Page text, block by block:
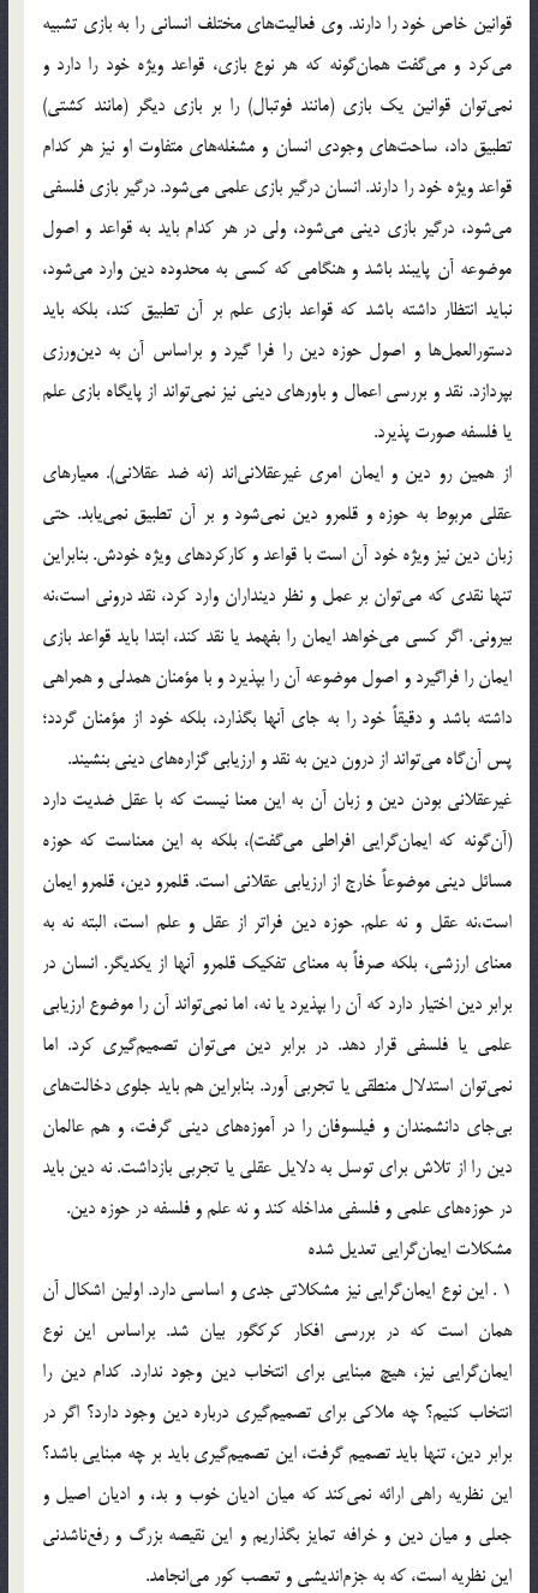
قوانين خاص خود را دارند. وي فعاليت‌هاي مختلف انساني را به بازي تشبيه
مي‌كرد و مي‌گفت همان‌‌گونه كه هر نوع بازي،‌ قواعد ويژه خود را دارد و
نمي‌توان قوانين يك بازي (مانند فوتبال) را بر بازي ديگر (مانند كشتي)
تطبيق داد، ساحت‌هاي وجودي انسان و مشغله‌هاي متفاوت او نيز هر كدام
قواعد ويژه خود را دارند. انسان درگير بازي علمي مي‌شود. درگير بازي فلسفي
مي‌شود، درگير بازي ديني مي‌شود، ولي در هر كدام بايد به قواعد و اصول
موضوعه آن پايبند باشد و هنگامي كه كسي به محدوده دين وارد مي‌شود،
نبايد انتظار داشته باشد كه قواعد بازي علم بر آن تطبيق كند، بلكه بايد
دستورالعمل‌ها و اصول حوزه دين را فرا گيرد و براساس آن به دين‌ورزي
بپردازد. نقد و بررسي اعمال و باورهاي ديني نيز نمي‌تواند از پايگاه بازي علم
يا فلسفه صورت پذيرد.
از همين رو دين و ايمان امري غيرعقلاني‌اند (نه ضد عقلاني). معيارهاي
عقلي مربوط به حوزه و قلمرو دين نمي‌شود و بر آن تطبيق نمي‌يابد. حتي
زبان دين نيز ويژه خود آن است با قواعد و كاركردهاي ويژه خودش. بنابراين
تنها نقدي كه مي‌توان بر عمل و نظر دينداران وارد كرد، نقد دروني است،‌نه
بيروني. اگر كسي مي‌خواهد ايمان را بفهمد يا نقد كند،‌ ابتدا بايد قواعد بازي
ايمان را فراگيرد و اصول موضوعه آن را بپذيرد و با مؤمنان همدلي و همراهي
داشته باشد و دقيقاً خود را به جاي آنها بگذارد، بلكه خود از مؤمنان گردد؛
پس آن‌گاه مي‌تواند از درون دين به نقد و ارزيابي گزاره‌هاي ديني بنشيند.
غيرعقلاني بودن دين و زبان آن به اين معنا نيست كه با عقل ضديت دارد
(آن‌گونه كه ايمان‌گرايي افراطي مي‌گفت)، بلكه به اين معناست كه حوزه
مسائل ديني موضوعاً خارج از ارزيابي عقلاني است. قلمرو دين، قلمرو ايمان
است،نه عقل و نه علم. حوزه دين فراتر از عقل و علم است،‌ البته نه به
معناي ارزشي، بلكه صرفاً به معناي تفكيك قلمرو آنها از يكديگر. انسان در
برابر دين اختيار دارد كه آن را بپذيرد يا نه، اما نمي‌تواند آن را موضوع ارزيابي
علمي يا فلسفي قرار دهد. در برابر دين مي‌توان تصميم‌گيري كرد. اما
نمي‌توان استدلال منطقي يا تجربي آورد. بنابراين هم بايد جلوي دخالت‌هاي
بي‌جاي دانشمندان و فيلسوفان را در آموزه‌هاي ديني گرفت، و هم عالمان
دين را از تلاش براي توسل به دلايل عقلي يا تجربي بازداشت. نه دين بايد
در حوزه‌هاي علمي و فلسفي مداخله كند و نه علم و فلسفه در حوزه دين.
مشكلات ايمان‌گرايي تعديل شده
1 . اين نوع ايمان‌گرايي نيز مشكلاتي جدي و اساسي دارد. اولين اشكال آن
همان است كه در بررسي افكار كركگور بيان شد. براساس اين نوع
ايمان‌گرايي نيز، هيچ مبنايي براي انتخاب دين وجود ندارد. كدام دين را
انتخاب كنيم؟ چه ملاكي براي تصميم‌گيري درباره دين وجود دارد؟ اگر در
برابر دين،‌ تنها بايد تصميم گرفت، اين تصميم‌گيري بايد بر چه مبنايي باشد؟
اين نظريه راهي ارائه نمي‌كند كه ميان اديان خوب و بد، و اديان اصيل و
جعلي و ميان دين و خرافه تمايز بگذاريم و اين نقيصه بزرگ و رفع‌ناشدني
اين نظريه است،‌ كه به جزم‌انديشي و تعصب كور مي‌انجامد.